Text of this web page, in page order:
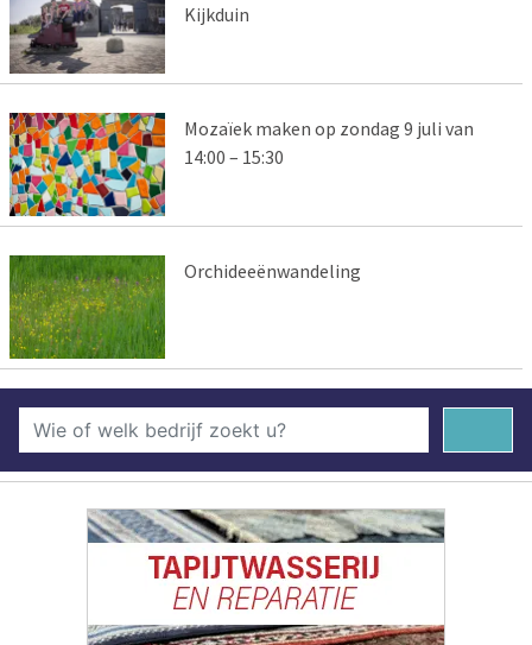
Kijkduin
Mozaïek maken op zondag 9 juli van
14:00 – 15:30
Orchideeënwandeling